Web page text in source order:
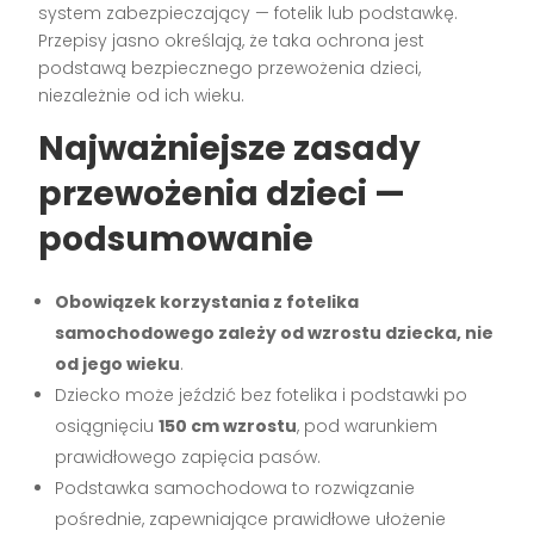
system zabezpieczający — fotelik lub podstawkę.
Przepisy jasno określają, że taka ochrona jest
podstawą bezpiecznego przewożenia dzieci,
niezależnie od ich wieku.
Najważniejsze zasady
przewożenia dzieci —
podsumowanie
Obowiązek korzystania z fotelika
samochodowego zależy od wzrostu dziecka, nie
od jego wieku.
Dziecko może jeździć bez fotelika i podstawki po
osiągnięciu150 cm wzrostu, pod warunkiem
prawidłowego zapięcia pasów.
Podstawka samochodowa to rozwiązanie
pośrednie, zapewniające prawidłowe ułożenie